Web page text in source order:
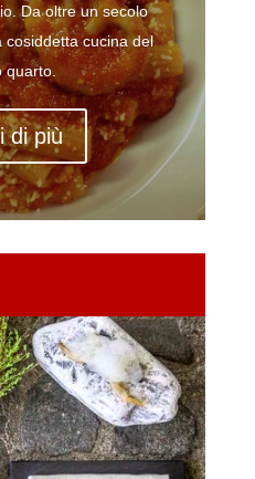
Da oltre un secolo
cosiddetta cucina del
quarto.
di più